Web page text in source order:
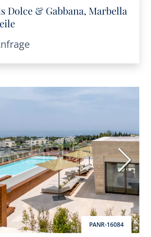
Dolce & Gabbana, Marbella
PANR-16084